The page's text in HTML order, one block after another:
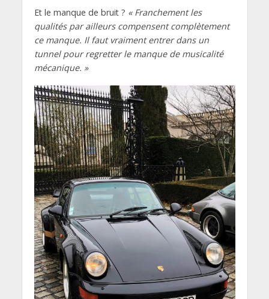
Et le manque de bruit ? « Franchement les
qualités par ailleurs compensent complètement
ce manque. Il faut vraiment entrer dans un
tunnel pour regretter le manque de musicalité
mécanique. »